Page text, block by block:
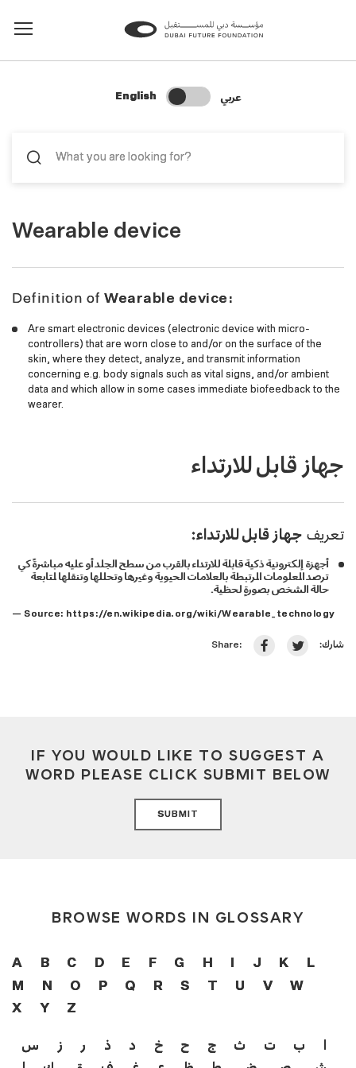
English Change Search Language
عربي
Wearable device
Definition of Wearable device:
Are smart electronic devices (electronic device with micro-
controllers) that are worn close to and/or on the surface of the
skin, where they detect, analyze, and transmit information
concerning e.g. body signals such as vital signs, and/or ambient
data and which allow in some cases immediate biofeedback to the
wearer.
جهاز قابل للارتداء
تعريف جهاز قابل للارتداء:
أجهزة إلكترونية ذكية قابلة للارتداء بالقرب من سطح الجلد أو عليه مباشرةً كي
ترصد المعلومات المرتبطة بالعلامات الحيوية وغيرها وتحللها وتنقلها لمتابعة
حالة الشخص بصورةٍ لحظية.
— Source: https://en.wikipedia.org/wiki/Wearable_technology
Share: شارك:
IF YOU WOULD LIKE TO SUGGEST A
WORD PLEASE CLICK SUBMIT BELOW
SUBMIT
BROWSE WORDS IN GLOSSARY
A B C D E F G H J K
L
M
N O P Q R S T U V
W
X
Y Z
ا ب ت ث ج ح خ د ذ ر ز
س